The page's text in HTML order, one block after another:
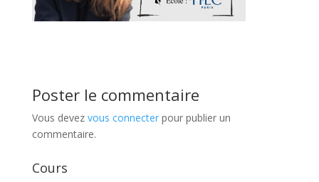
Poster le commentaire
Vous devez vous connecterpour publier un
commentaire.
Cours